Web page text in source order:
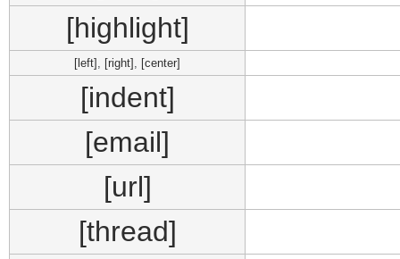
[highlight]
[left] , [right] , [center]
[indent]
[email]
[url]
[thread]